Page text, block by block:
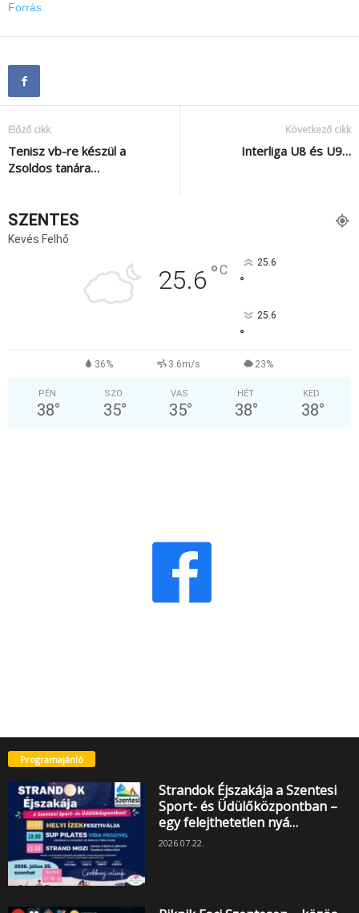
Forrás
Előző cikk
Tenisz vb-re készül a
Zsoldos tanára…
Következő cikk
Interliga U8 és U9…
SZENTES
Kevés Felhő
25.6 °C 25.6
°
25.6
°
36% 3.6m/s 23%
PÉN
38°
SZO
35°
VAS
35°
HÉT
38°
KED
38°
Programajánló
Strandok Éjszakája a Szentesi
Sport- és Üdülőközpontban –
egy felejthetetlen nyá…
2026.07.22.